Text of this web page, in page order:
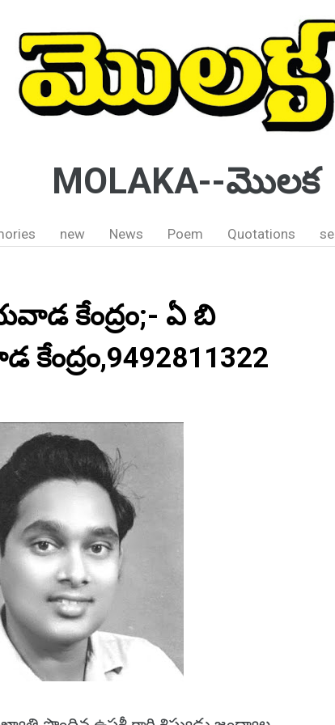
MOLAKA--మొలక
new News Poem Quotations se
కేంద్రం;- ఏ బి